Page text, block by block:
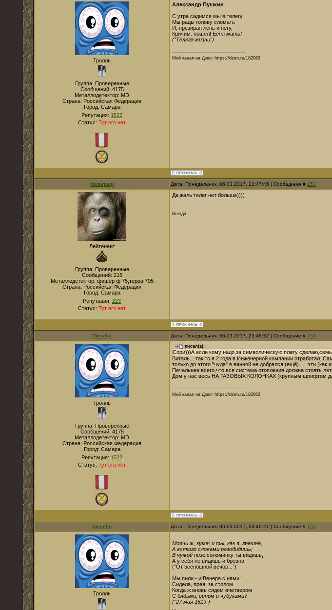
Тролль
Группа: Проверенные
Сообщений: 4175
Металлодетектор: MD
Страна: Российская Федерация
Город: Самара
Репутация: 1522
Статус: Тут его нет
Александр Пушкин
С утра садимся мы в телегу,
Мы рады голову сломать
И, презирая лень и негу,
Кричим: пошёл! Еёна мать!
(“Телега жизни”)
Мой канал на Дзен: https://dzen.ru/182062
полиграф Дата: Понедельник, 06.03.2017, 23:47:45 | Сообщение # 153
Лейтенант
Группа: Проверенные
Сообщений: 215
Металлодетектор: фишер ф 75,терра 705
Страна: Российская Федерация
Город: Самара
Репутация: 223
Статус: Тут его нет
Да,жаль телег нет больше))))
Всегда
Diesel-s Дата: Понедельник, 06.03.2017, 23:48:52 | Сообщение # 154
Тролль
Группа: Проверенные
Сообщений: 4175
Металлодетектор: MD
Страна: Российская Федерация
Город: Самара
Репутация: 1522
Статус: Тут его нет
писал(а):
Сори)))А если кому надо,за символическую плату сделаю,семь
Виталь....так то я 2 года в Инженерной компании отработал.
только до этого "чуда" в ванной не добрался (ещё)......эти
Печальнее всего,что вся система отопления должна стоять
Дом у нас весь НА ГАЗОВЫХ КОЛОНКАХ (крупным шрифтом
Мой канал на Дзен: https://dzen.ru/182062
Diesel-s Дата: Понедельник, 06.03.2017, 23:49:21 | Сообщение # 155
Тролль
Молчи ж, кума; и ты, как я, грешна,
А всякого словами разобидишь;
В чужой пизе соломинку ты видишь,
А у себя не видишь и бревна!
(“От всенощной вечор...”)
Мы пили - и Венера с нами
Сидела, прея, за столом.
Когда ж вновь сядем вчетвером
С бядьми, вином и чубуками?
(“27 мая 1819”)